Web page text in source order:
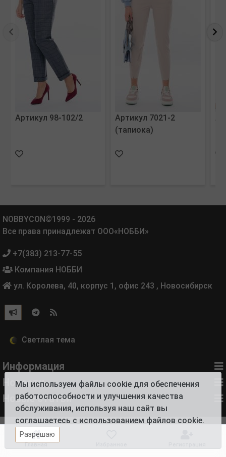
Артикул 98-102/2
Артикул 7021-2
(тапиока)
NOBBYCON©1999 - 2026
Все права принадлежат ООО«НОББИ»
+7(383) 213-77-55
Компания НОББИ
ул. Королева, 40, корпус 1, офис 243 , Новосибирск
Информация
Новости
Новые статьи
Мы используем файлы cookie для обеспечения
работоспособности и улучшения качества
обслуживания, используя наш сайт вы
соглашаетесь с использованием файлов cookie.
Разрешаю